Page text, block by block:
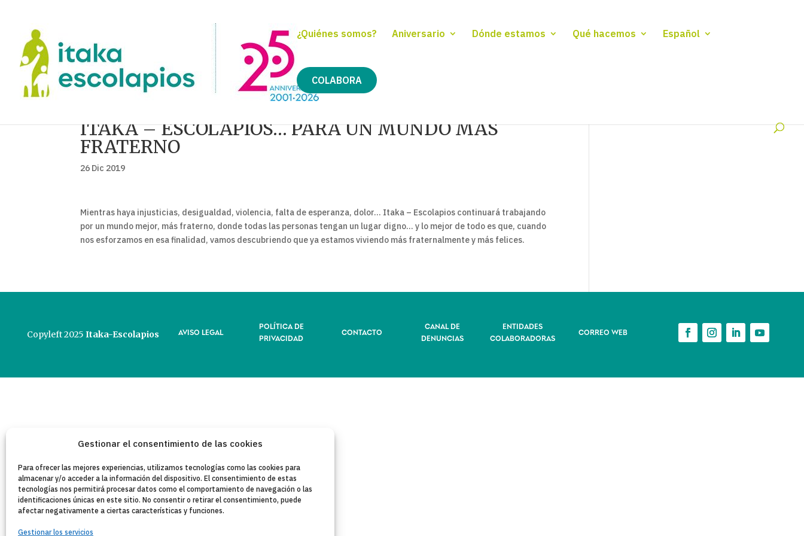
Gestionar el consentimiento de las cookies
Para ofrecer las mejores experiencias, utilizamos tecnologías como las cookies para
almacenar y/o acceder a la información del dispositivo. El consentimiento de estas
tecnologías nos permitirá procesar datos como el comportamiento de navegación o las
identificaciones únicas en este sitio. No consentir o retirar el consentimiento, puede
afectar negativamente a ciertas características y funciones.
Gestionar los servicios
¿Quiénes somos? Aniversario Dónde estamos Qué hacemos Español
COLABORA
ITAKA – ESCOLAPIOS… PARA UN MUNDO MÁS
FRATERNO
26 Dic 2019
Mientras haya injusticias, desigualdad, violencia, falta de esperanza, dolor… Itaka – Escolapios continuará trabajando
por un mundo mejor, más fraterno, donde todas las personas tengan un lugar digno… y lo mejor de todo es que, cuando
nos esforzamos en esa finalidad, vamos descubriendo que ya estamos viviendo más fraternalmente y más felices.
Copyleft 2025 Itaka-Escolapios AVISO LEGAL
POLÍTICA DE
PRIVACIDAD
CONTACTO
CANAL DE
DENUNCIAS
ENTIDADES
COLABORADORAS
CORREO WEB